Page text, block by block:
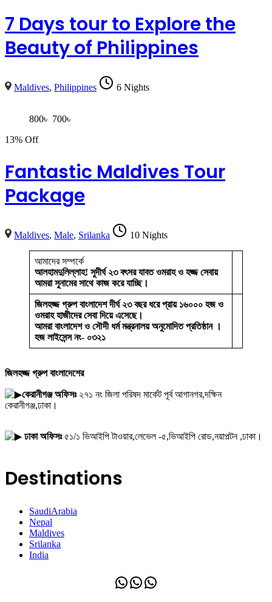
7 Days tour to Explore the
Beauty of Philippines
Maldives,Philippines 6 Nights
800৳ 700৳
13% Off
Fantastic Maldives Tour
Package
Maldives,Male, Srilanka 10 Nights
আমাদের সম্পর্কে
আলহামদুলিল্লাহ! সুদীর্ঘ ২৩ বৎসর যাবত ওমরাহ ও হজ্জ সেবায়
আমরা সুনামের সাথে কাজ করে যাচ্ছি।
জিলহজ্জ গ্রুপ বাংলাদেশ দীর্ঘ ২৩ বছর ধরে প্রায় ১৬০০০ হজ ও
ওমরাহ হাজীদের সেবা দিয়ে এসেছে।
আমরা বাংলাদেশ ও সৌদী ধর্ম মন্ত্রনালয় অনুমোদিত প্রতিষ্ঠান ।
হজ লাইসেন্স নং- ০৩২১
জিলহজ্জ গ্রুপ বাংলাদেশের
কেরানীগঞ্জ অফিসঃ২৭১ নং জিলা পরিষদ মার্কেট পূর্ব আগানগর,দক্ষিন
কেরানীগঞ্জ,ঢাকা।
ঢাকা অফিসঃ৫১/১ ভিআইপি টাওয়ার,লেভেল -৫,ভিআইপি রোড,নয়াপল্টন ,ঢাকা।
Destinations
SaudiArabia
Nepal
Maldives
Srilanka
India
WhatsApp
WhatsApp
WhatsApp